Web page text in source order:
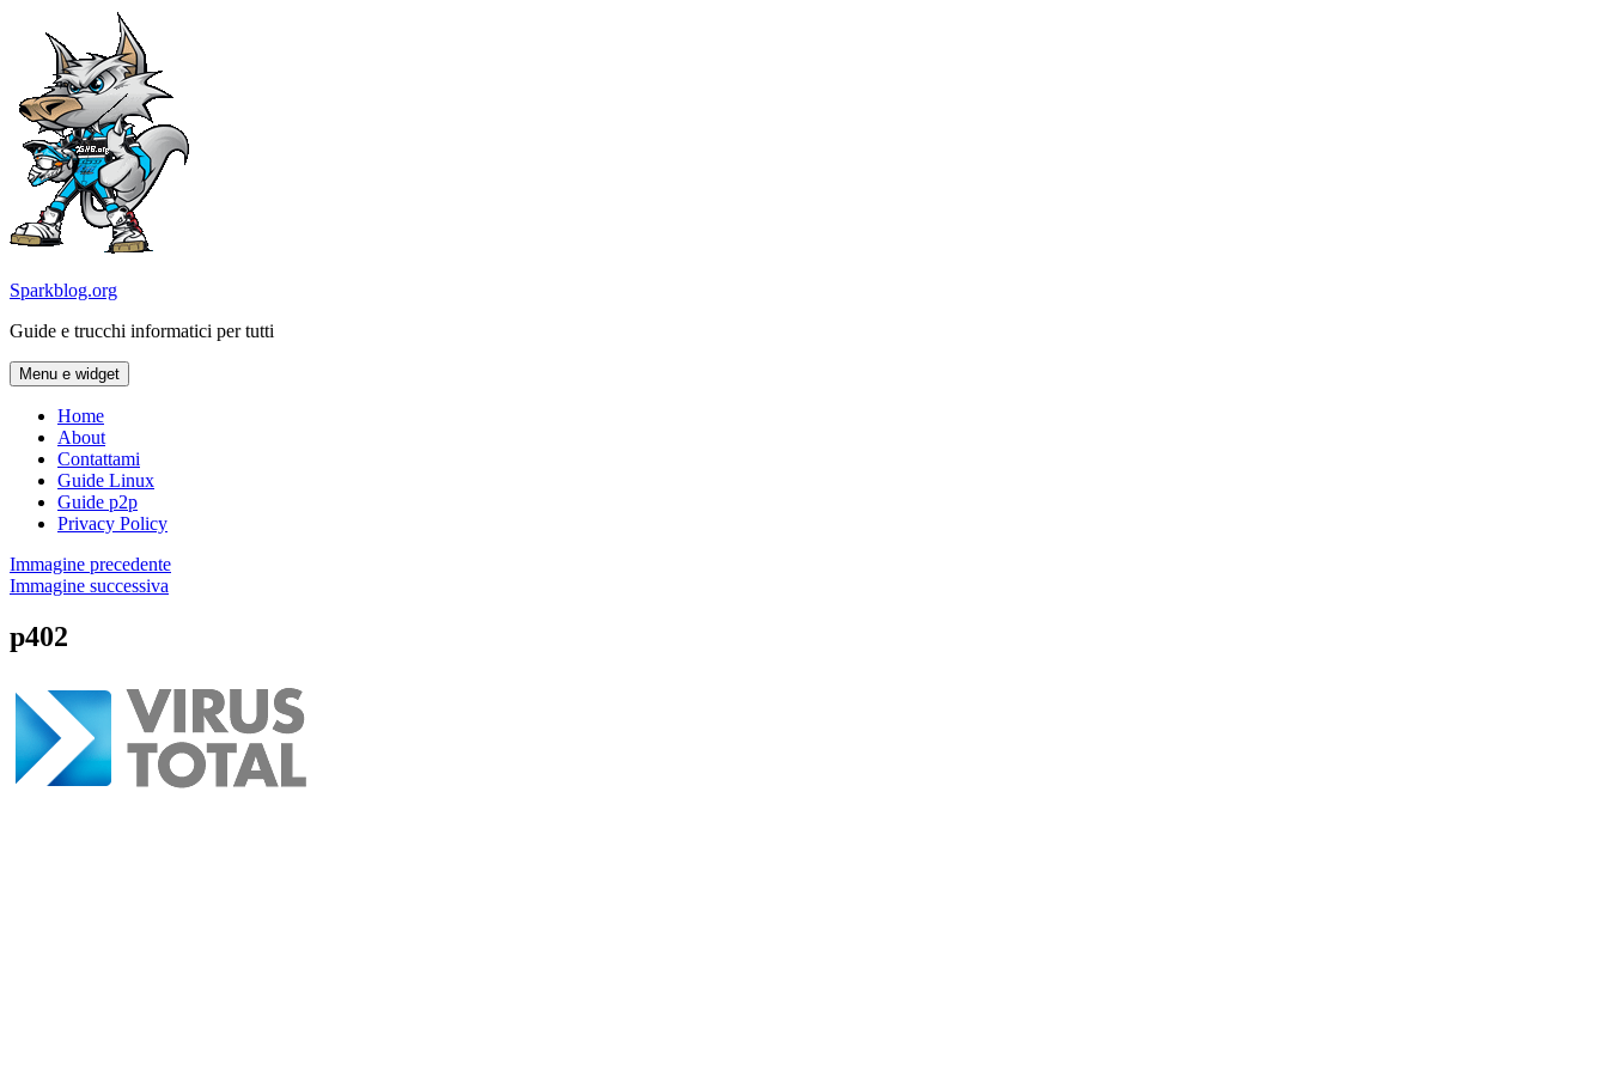
contenuto
Sparkblog.org
Guide e trucchi informatici per tutti
Menu e widget
Home
About
Contattami
Guide Linux
Guide p2p
Privacy Policy
Immagine precedente
Immagine successiva
p402